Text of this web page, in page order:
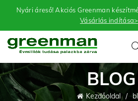
Nyári áreső! Akciós Greenman
Vásárlás
BLOG
Kezdőoldal